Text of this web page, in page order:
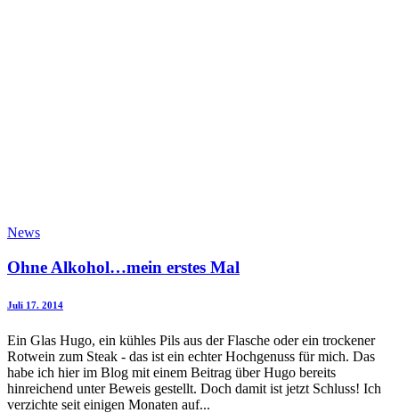
News
Ohne Alkohol…mein erstes Mal
Juli 17. 2014
Ein Glas Hugo, ein kühles Pils aus der Flasche oder ein trockener
Rotwein zum Steak - das ist ein echter Hochgenuss für mich. Das
habe ich hier im Blog mit einem Beitrag über Hugo bereits
hinreichend unter Beweis gestellt. Doch damit ist jetzt Schluss! Ich
verzichte seit einigen Monaten auf...